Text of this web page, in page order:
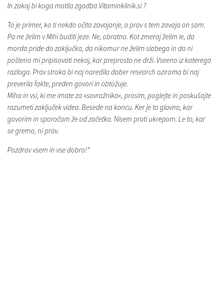
In zakaj bi koga motila zgodba Vitaminklinik.si ?
To je primer, ko ti nekdo očita zavajanje, a prav s tem zavaja on sam.
Pa ne želim v Mihi buditi jeze. Ne, obratno. Kot zmeraj želim le, da
morda pride do zaključka, da nikomur ne želim slabega in da ni
pošteno mi pripisovati nekaj, kar preprosto ne drži. Vseeno iz katerega
razloga. Prav stroka bi naj naredila dober research oziroma bi naj
preverila fakte, preden govori in obtožuje.
Miha in vsi, ki me imate za »sovražnika«, prosim, poglejte in poskušajte
razumeti zaključek videa. Besede na koncu. Ker je to glavno, kar
govorim in sporočam že od začetka. Nisem proti ukrepom. Le to, kar
se gremo, ni prav.
Pozdrav vsem in vse dobro!”